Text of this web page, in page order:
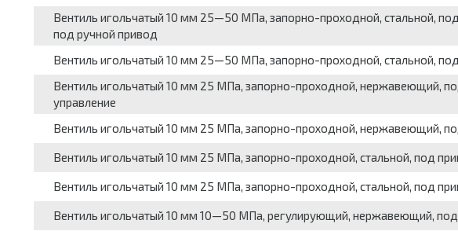
Вентиль игольчатый 10 мм 25—50 МПа, запорно-проходной, стальной,
под ручной привод
Вентиль игольчатый 10 мм 25—50 МПа, запорно-проходной, стальной,
Вентиль игольчатый 10 мм 25 МПа, запорно-проходной, нержавеющий,
управление
Вентиль игольчатый 10 мм 25 МПа, запорно-проходной, нержавеющий,
Вентиль игольчатый 10 мм 25 МПа, запорно-проходной, стальной, под
Вентиль игольчатый 10 мм 25 МПа, запорно-проходной, стальной, под
Вентиль игольчатый 10 мм 10—50 МПа, регулирующий, нержавеющий, под